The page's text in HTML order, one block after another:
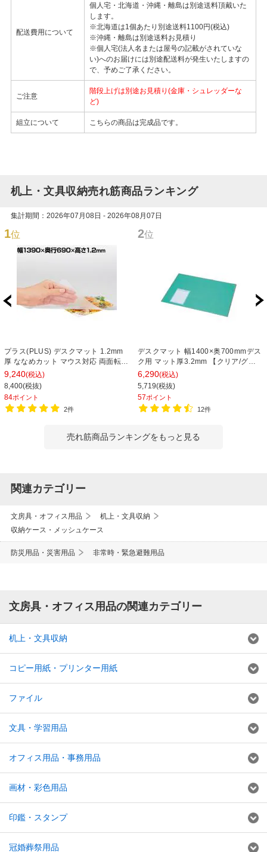
配送費用について
個人宅・北海道・沖縄・離島は別途送料頂戴いた
します。
※北海道は1個あたり別途送料1100円(税込)
※沖縄・離島は別途送料お見積り
※個人宅(法人名または屋号の記載がされていな
い)へのお届けには別途配送料が発生いたしますの
で、予めご了承ください。
ご注意
階段上げは別途お見積り(金庫・シュレッダーな
ど)
組立について こちらの商品は完成品です。
机上・文具収納売れ筋商品ランキング
集計期間：2026年07月08日 - 2026年08月07日
1位
プラス(PLUS) デスクマット 1.2mm
厚 ななめカット マウス対応 両面転写
軽減 再生樹脂 幅1390×奥行690mm
国産 DM-147ES
9,240(税込)
8,400(税抜)
84ポイント
2件
2位
デスクマット 幅1400×奥700mmデス
ク用 マット厚3.2mm 【クリア/グリ
ーン】
6,290(税込)
5,719(税抜)
57ポイント
12件
売れ筋商品ランキングをもっと見る
関連カテゴリー
文房具・オフィス用品
机上・文具収納
収納ケース・メッシュケース
防災用品・災害用品 非常時・緊急避難用品
文房具・オフィス用品の関連カテゴリー
机上・文具収納
コピー用紙・プリンター用紙
ファイル
文具・学習用品
オフィス用品・事務用品
画材・彩色用品
印鑑・スタンプ
冠婚葬祭用品